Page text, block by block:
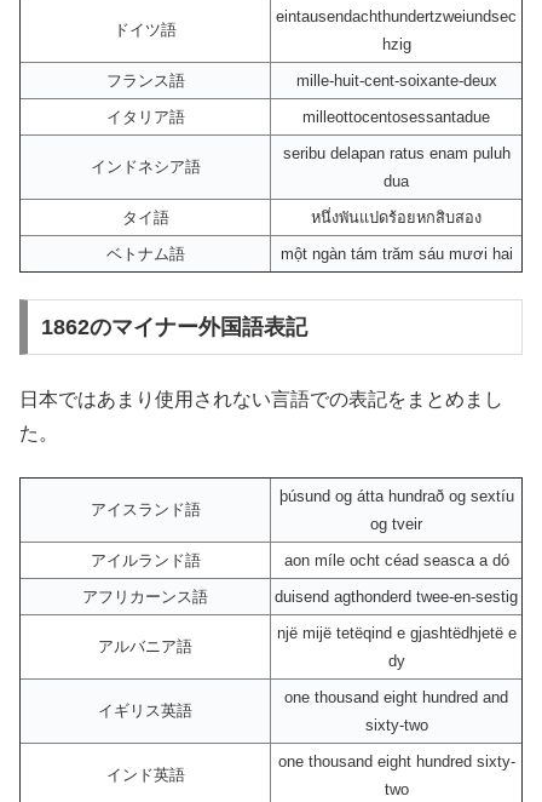
ドイツ語
eintausendachthundertzweiundsec
hzig
フランス語
mille-huit-cent-soixante-deux
イタリア語
milleottocentosessantadue
インドネシア語
seribu delapan ratus enam puluh
dua
タイ語
หนึ่งพันแปดร้อยหกสิบสอง
ベトナム語
một ngàn tám trăm sáu mươi hai
1862のマイナー外国語表記
日本ではあまり使用されない言語での表記をまとめまし
た。
アイスランド語
þúsund og átta hundrað og sextíu
og tveir
アイルランド語
aon míle ocht céad seasca a dó
アフリカーンス語
duisend agthonderd twee-en-sestig
アルバニア語
një mijë tetëqind e gjashtëdhjetë e
dy
イギリス英語
one thousand eight hundred and
sixty-two
インド英語
one thousand eight hundred sixty-
two